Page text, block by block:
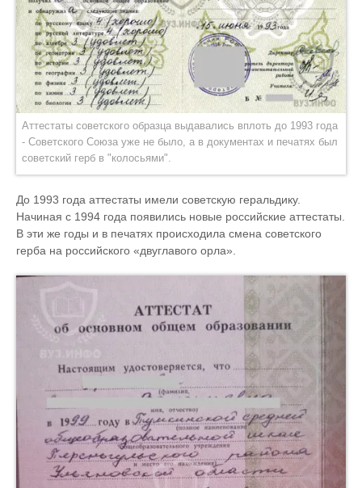
Аттестаты советского образца выдавались вплоть до 1993 года
- Советского Союза уже не было, а в документах и печатях был
советский герб в "колосьями".
До 1993 года аттестаты имели советскую геральдику.
Начиная с 1994 года появились новые российские аттестаты.
В эти же годы и в печатях происходила смена советского
герба на российского «двуглавого орла».